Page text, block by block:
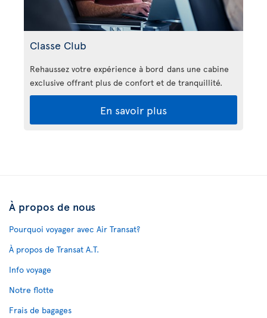
Classe Club
Rehaussez votre expérience à bord dans une cabine
exclusive offrant plus de confort et de tranquillité.
En savoir plus
À propos de nous
Pourquoi voyager avec Air Transat?
À propos de Transat A.T.
Info voyage
Notre flotte
Frais de bagages